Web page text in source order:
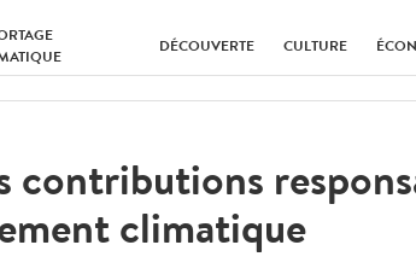
DÉCOUVERTE CULTURE
contributions
climatique